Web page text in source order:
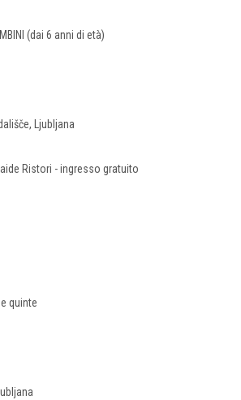
(dai 6 anni di età)
Ljubljana
Ristori - ingresso gratuito
quinte